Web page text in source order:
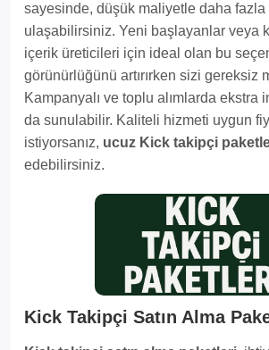
sayesinde, düşük maliyetle daha
ulaşabilirsiniz. Yeni başlayanlar veya
içerik üreticileri için ideal olan bu
görünürlüğünü artırırken sizi gereksiz
Kampanyalı ve toplu alımlarda ekstra
da sunulabilir. Kaliteli hizmeti uygun
istiyorsanız, ucuz Kick takipçi
edebilirsiniz.
Kick Takipçi Satın Alma